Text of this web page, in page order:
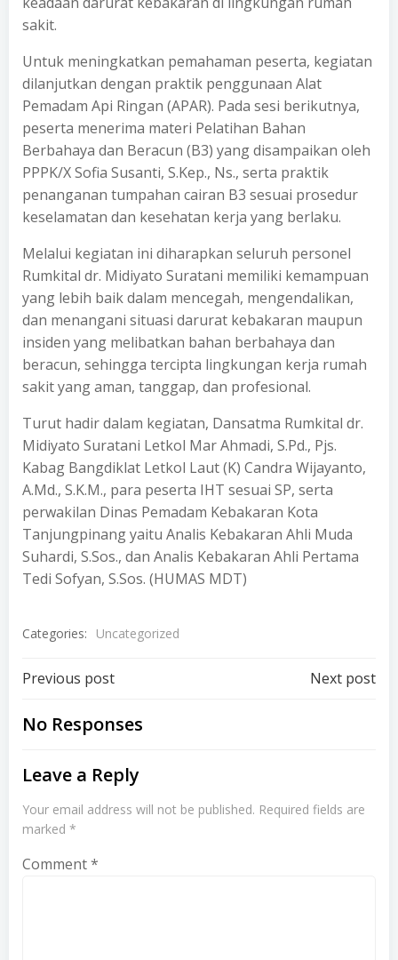
sakit.
Untuk meningkatkan pemahaman peserta, kegiatan
dilanjutkan dengan praktik penggunaan Alat
Pemadam Api Ringan (APAR). Pada sesi berikutnya,
peserta menerima materi Pelatihan Bahan
Berbahaya dan Beracun (B3) yang disampaikan oleh
PPPK/X Sofia Susanti, S.Kep., Ns., serta praktik
penanganan tumpahan cairan B3 sesuai prosedur
keselamatan dan kesehatan kerja yang berlaku.
Melalui kegiatan ini diharapkan seluruh personel
Rumkital dr. Midiyato Suratani memiliki kemampuan
yang lebih baik dalam mencegah, mengendalikan,
dan menangani situasi darurat kebakaran maupun
insiden yang melibatkan bahan berbahaya dan
beracun, sehingga tercipta lingkungan kerja rumah
sakit yang aman, tanggap, dan profesional.
Turut hadir dalam kegiatan, Dansatma Rumkital dr.
Midiyato Suratani Letkol Mar Ahmadi, S.Pd., Pjs.
Kabag Bangdiklat Letkol Laut (K) Candra Wijayanto,
A.Md., S.K.M., para peserta IHT sesuai SP, serta
perwakilan Dinas Pemadam Kebakaran Kota
Tanjungpinang yaitu Analis Kebakaran Ahli Muda
Suhardi, S.Sos., dan Analis Kebakaran Ahli Pertama
Tedi Sofyan, S.Sos. (HUMAS MDT)
Categories: Uncategorized
Post
navigation
Previous post Next post
No Responses
Leave a Reply
Your email address will not be published. Required fields are
marked *
Comment*